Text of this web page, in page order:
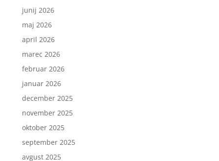
junij 2026
maj 2026
april 2026
marec 2026
februar 2026
januar 2026
december 2025
november 2025
oktober 2025
september 2025
avgust 2025